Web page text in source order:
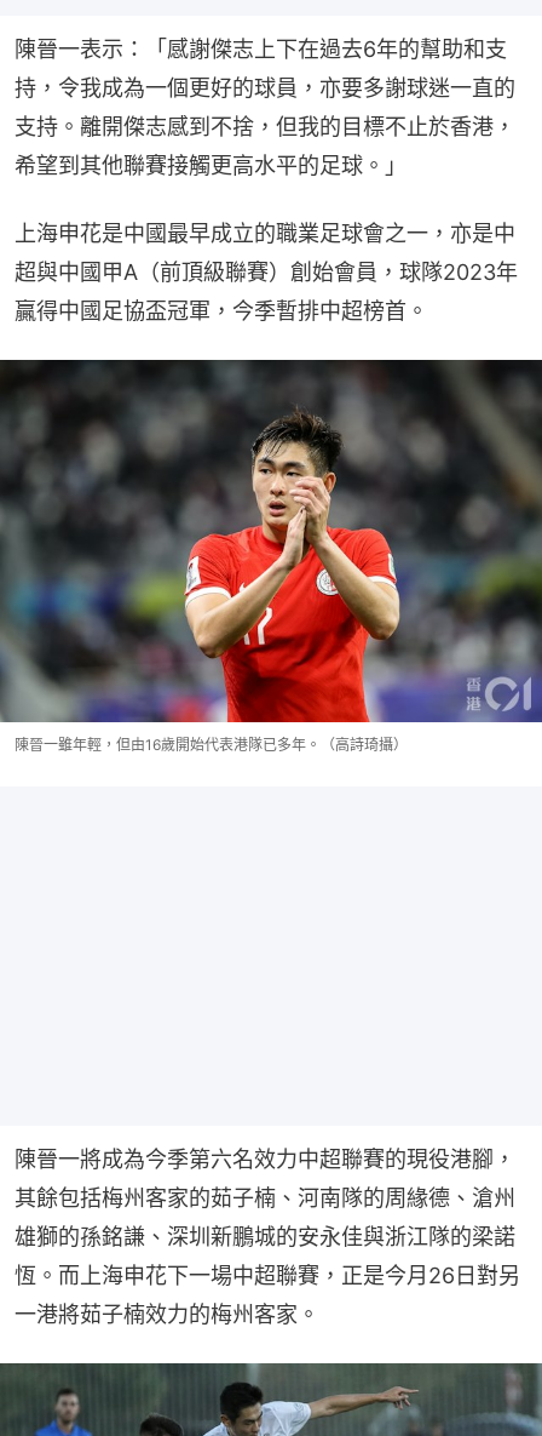
陳晉一表示：「感謝傑志上下在過去6年的幫助和支
持，令我成為一個更好的球員，亦要多謝球迷一直的
支持。離開傑志感到不捨，但我的目標不止於香港，
希望到其他聯賽接觸更高水平的足球。」
上海申花是中國最早成立的職業足球會之一，亦是中
超與中國甲A（前頂級聯賽）創始會員，球隊2023年
贏得中國足協盃冠軍，今季暫排中超榜首。
陳晉一雖年輕，但由16歲開始代表港隊已多年。（高詩琦攝）
陳晉一將成為今季第六名效力中超聯賽的現役港腳，
其餘包括梅州客家的茹子楠、河南隊的周緣德、滄州
雄獅的孫銘謙、深圳新鵬城的安永佳與浙江隊的梁諾
恆。而上海申花下一場中超聯賽，正是今月26日對另
一港將茹子楠效力的梅州客家。